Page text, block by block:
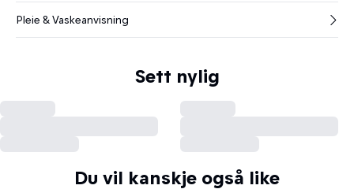
Pleie & Vaskeanvisning
Sett nylig
Du vil kanskje også like